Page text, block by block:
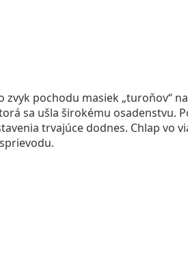
zvyk pochodu masiek „turoňov“
sa ušla širokému osadenstvu.
trvajúce dodnes. Chlap vo